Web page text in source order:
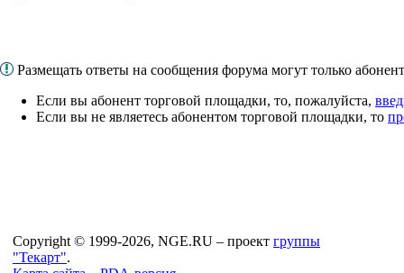
Размещать ответы на сообщения форума могут только
Если вы абонент торговой площадки, то, пожалуйста,
Если вы не являетесь абонентом торговой площадки, то
Copyright © 1999-2026, NGE.RU – проект группы
"Текарт".